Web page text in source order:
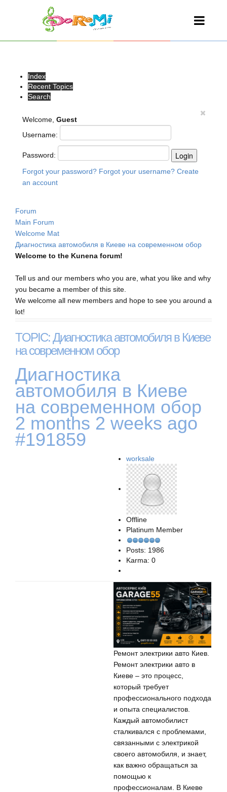
Index
Recent Topics
Search
Welcome, Guest
Username:
Password:
Forgot your password? Forgot your username? Create
an account
Forum
Main Forum
Welcome Mat
Диагностика автомобиля в Киеве на современном обор
Welcome to the Kunena forum!
Tell us and our members who you are, what you like and why
you became a member of this site.
We welcome all new members and hope to see you around a
lot!
TOPIC: Диагностика автомобиля в Киеве
на современном обор
Диагностика
автомобиля в Киеве
на современном обор
2 months 2 weeks ago
#191859
worksale
Offline
Platinum Member
Posts: 1986
Karma: 0
Ремонт электрики авто Киев.
Ремонт электрики авто в
Киеве – это процесс,
который требует
профессионального подхода
и опыта специалистов.
Каждый автомобилист
сталкивался с проблемами,
связанными с электрикой
своего автомобиля, и знает,
как важно обращаться за
помощью к
профессионалам. В Киеве